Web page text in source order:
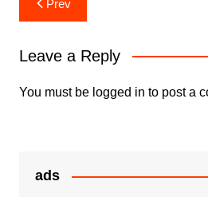
b
o
k
p
p
er
navigation
Prev
Leave a Reply
You must be logged in to post a
ads